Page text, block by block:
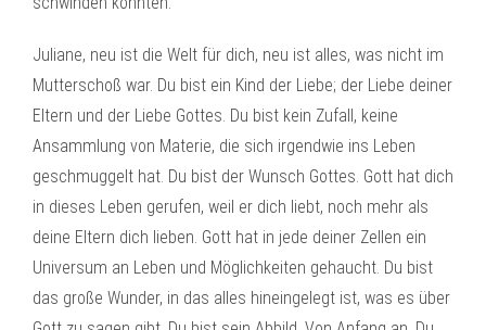
Juliane, neu ist die Welt für dich, neu ist alles, was nicht im
Mutterschoß war. Du bist ein Kind der Liebe; der Liebe deiner
Eltern und der Liebe Gottes. Du bist kein Zufall, keine
Ansammlung von Materie, die sich irgendwie ins Leben
geschmuggelt hat. Du bist der Wunsch Gottes. Gott hat dich
in dieses Leben gerufen, weil er dich liebt, noch mehr als
deine Eltern dich lieben. Gott hat in jede deiner Zellen ein
Universum an Leben und Möglichkeiten gehaucht. Du bist
das große Wunder, in das alles hineingelegt ist, was es über